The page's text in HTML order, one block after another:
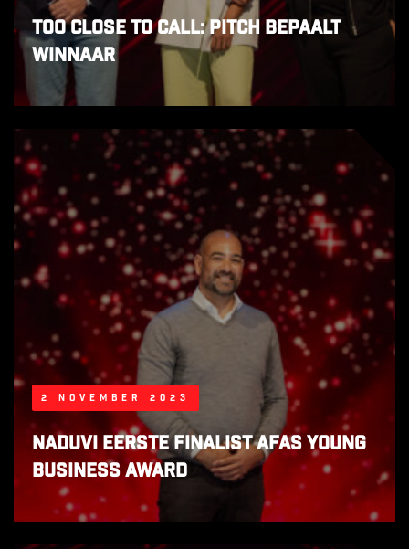
Too close to call: pitch bepaalt
winnaar
2 november 2023
Naduvi eerste finalist AFAS Young
Business Award